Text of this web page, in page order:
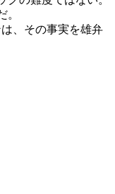
。
、その事実を雄弁